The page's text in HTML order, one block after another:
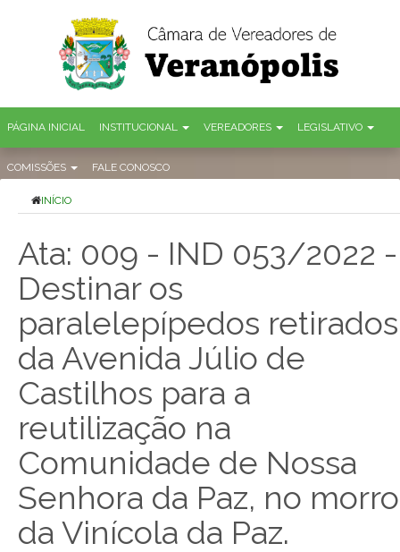
PÁGINA INICIAL INSTITUCIONAL VEREADORES LEGISLATIVO
COMISSÕES FALE CONOSCO
INÍCIO
Ata: 009 - IND 053/2022 -
Destinar os
paralelepípedos retirados
da Avenida Júlio de
Castilhos para a
reutilização na
Comunidade de Nossa
Senhora da Paz, no morro
da Vinícola da Paz.